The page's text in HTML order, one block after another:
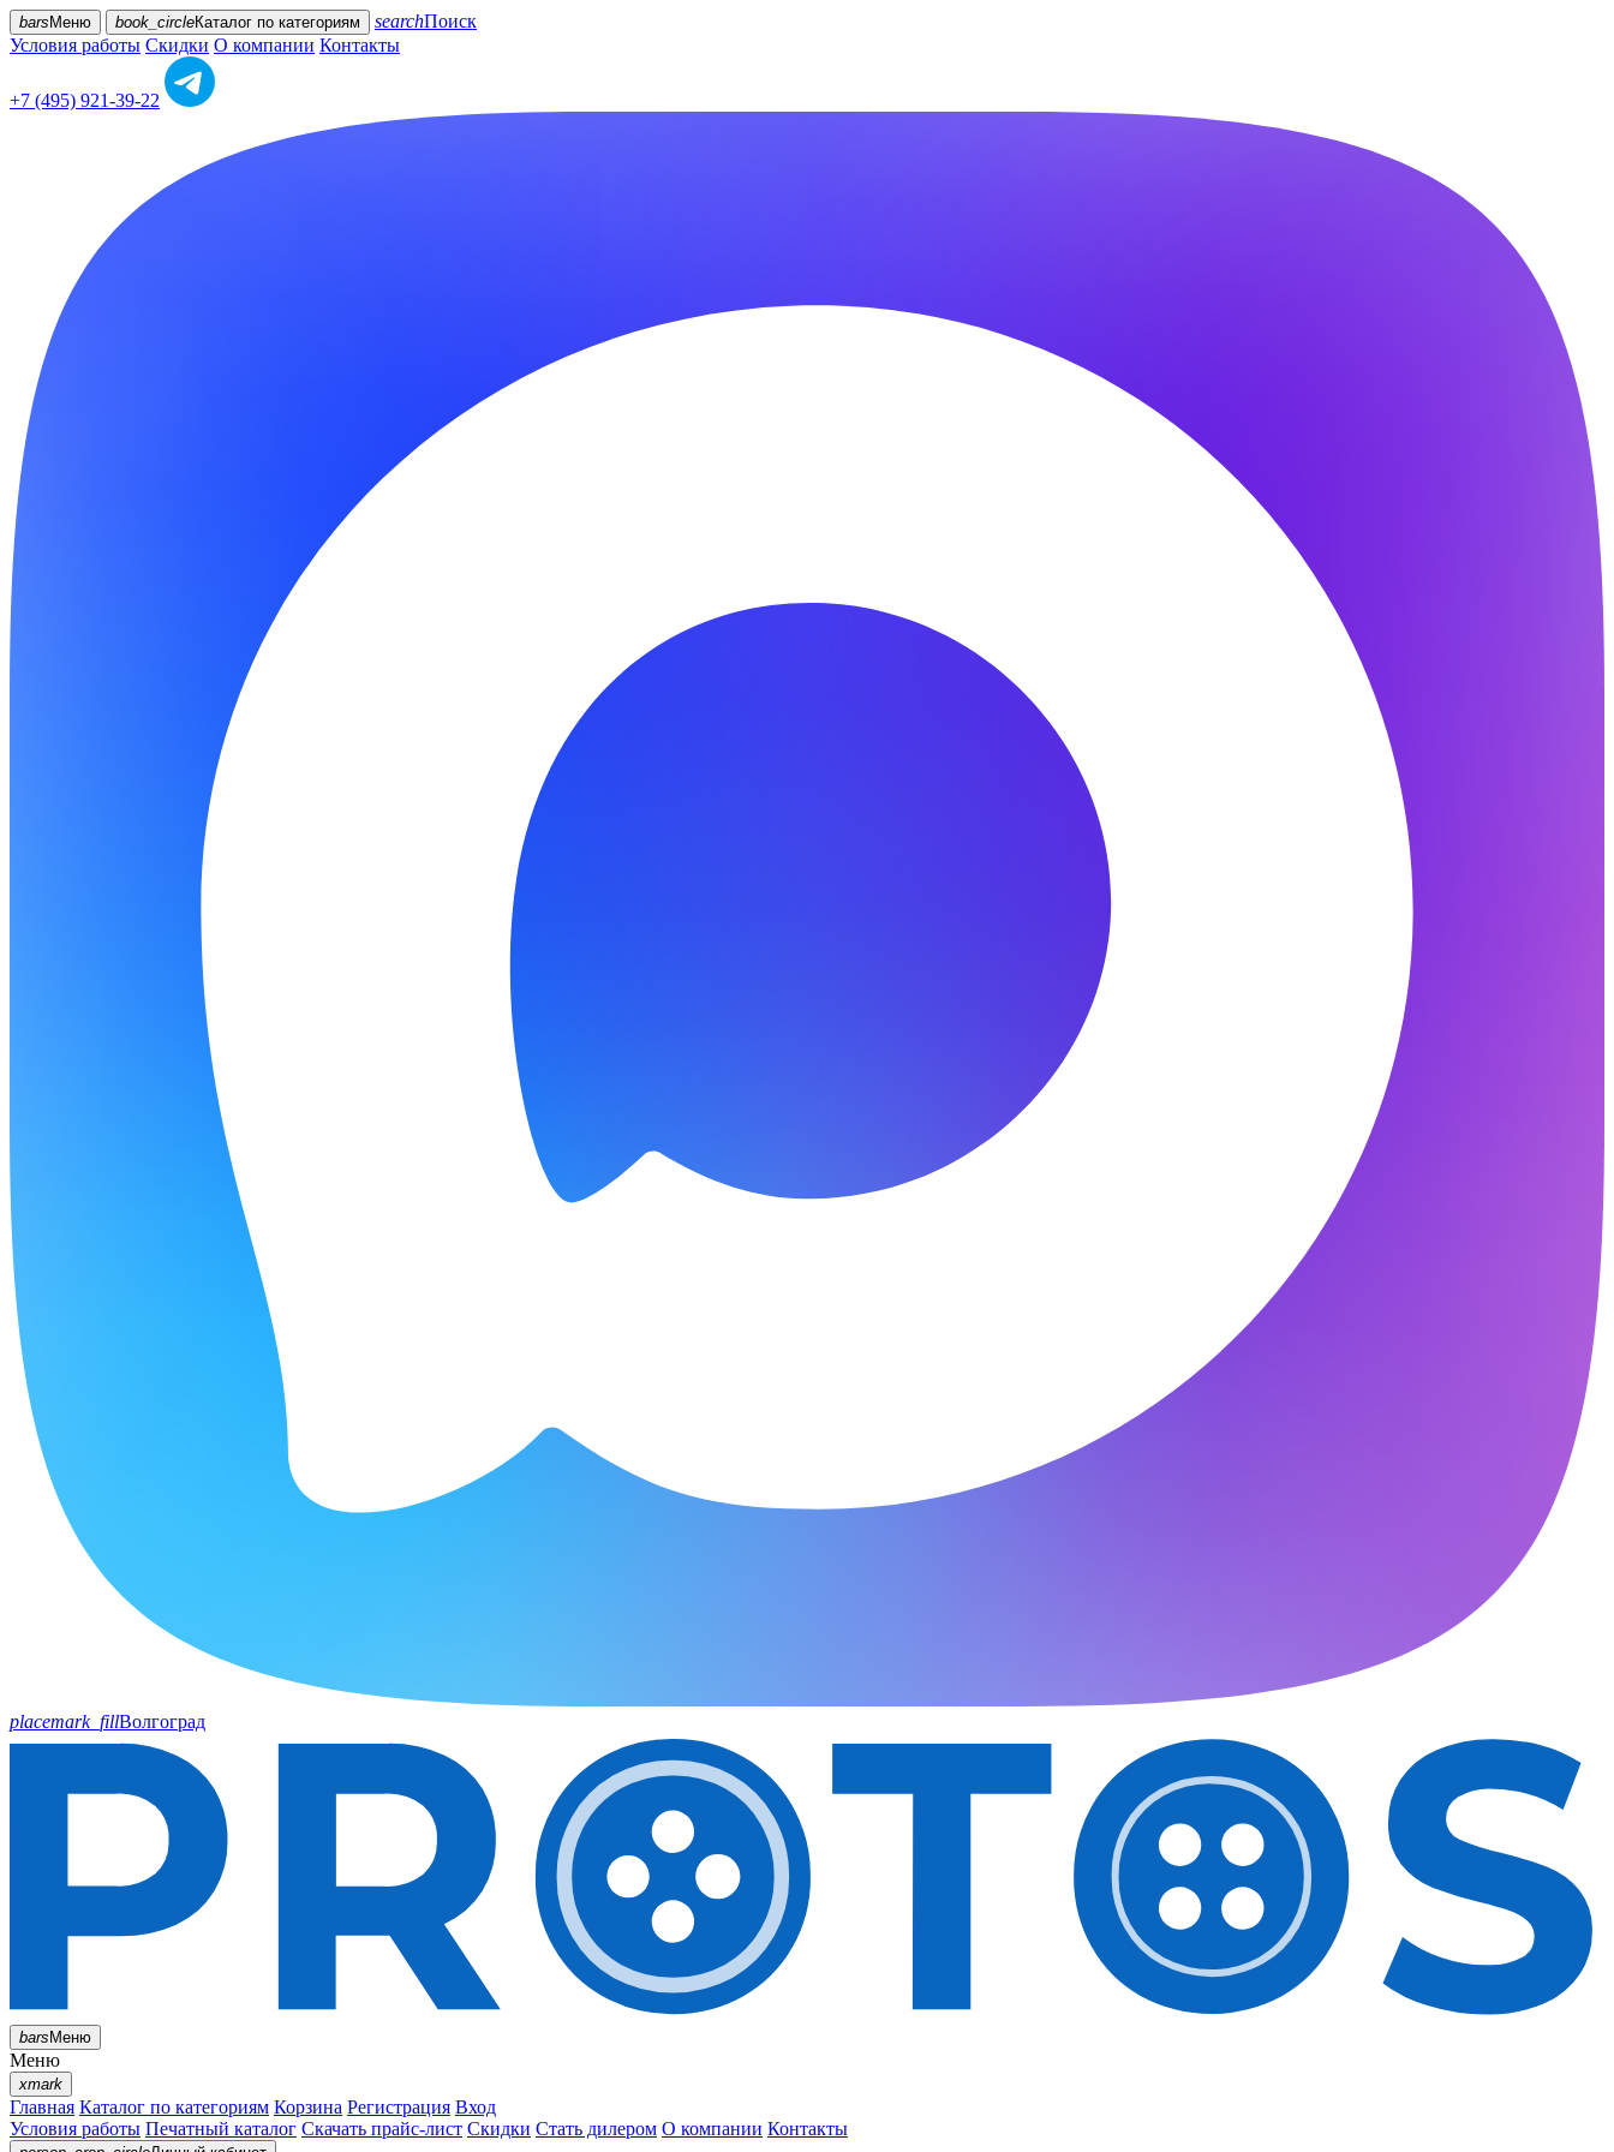
bars Меню book_circleКаталог по категориям searchПоиск
Условия работы Скидки О компании Контакты
+7 (495) 921-39-22
placemark_fillВолгоград
barsМеню
Меню
xmark
Главная Каталог по категориям Корзина Регистрация Вход
Условия работы Печатный каталог Скачать прайс-лист Скидки Стать дилером О компании Контакты